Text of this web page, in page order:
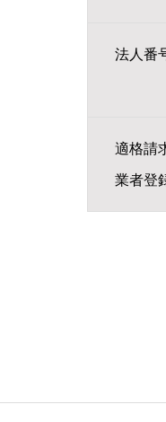
法人番
適格請
業者登